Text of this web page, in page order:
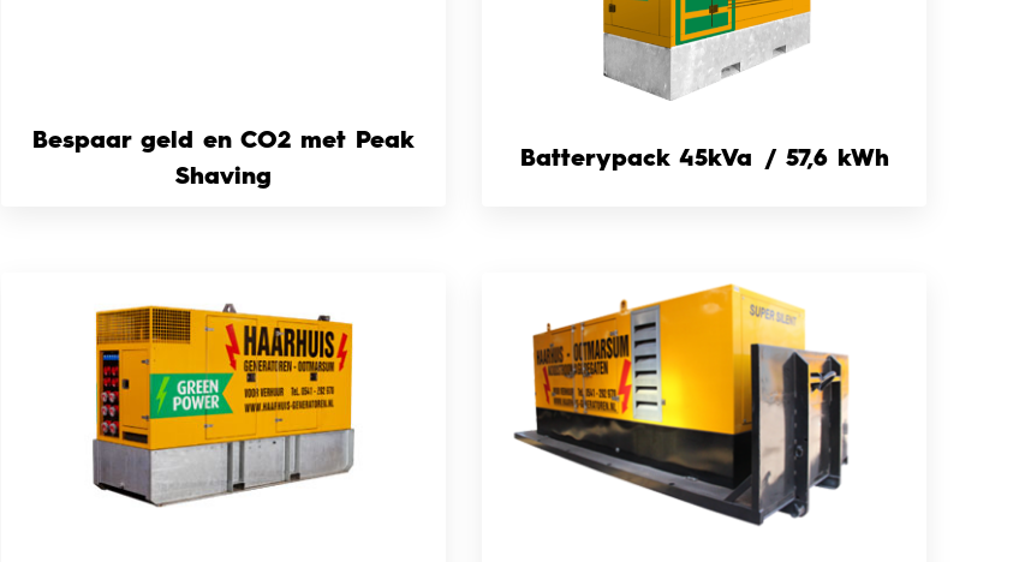
Bespaar geld en CO2 met Peak
Shaving
Batterypack 45kVa / 57,6 kWh